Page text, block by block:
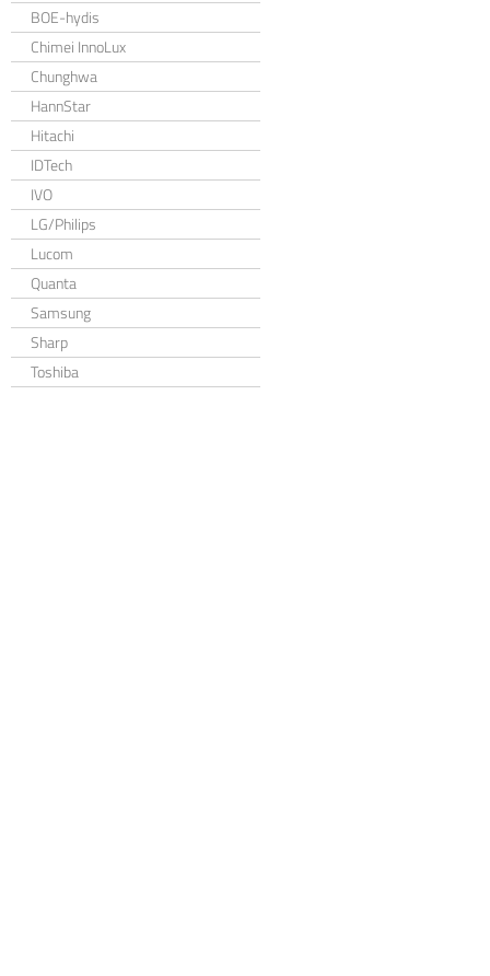
BOE-hydis
Chimei InnoLux
Chunghwa
HannStar
Hitachi
IDTech
IVO
LG/Philips
Lucom
Quanta
Samsung
Sharp
Toshiba